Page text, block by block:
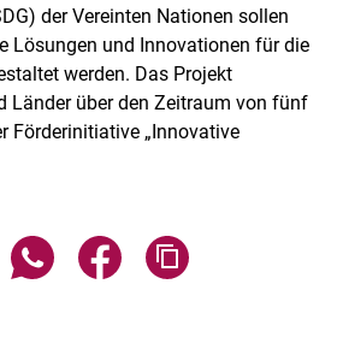
der Vereinten Nationen sollen
Lösungen und Innovationen für die
werden. Das Projekt
Länder über den Zeitraum von fünf
Förderinitiative „Innovative
über E-Mail teilen
Seite über WhatsApp teilen
Seite über Facebook